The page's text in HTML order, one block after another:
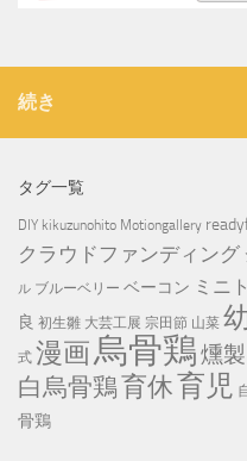
続き
タグ一覧
DIY kikuzunohito Motiongallery
クラウドファンディング
ル ブルーベリー ベーコン ミニ
良 初生雛 大芸工展 宗田節 山菜
式 漫画烏骨鶏燻製
白烏骨鶏育休育児
骨鶏